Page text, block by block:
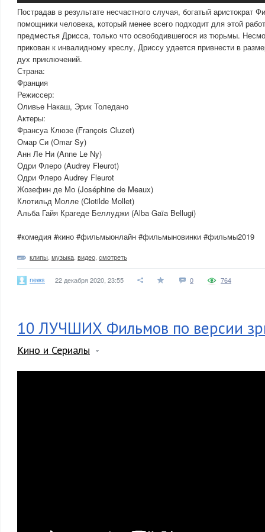
Пострадав в результате несчастного случая, богатый аристократ
помощники человека, который менее всего подходит для этой
предместья Дрисса, только что освободившегося из тюрьмы.
прикован к инвалидному креслу, Дриссу удается привнести в
дух приключений.
Страна:
Франция
Режиссер:
Оливье Накаш, Эрик Толедано
Актеры:
Франсуа Клюзе (François Cluzet)
Омар Си (Omar Sy)
Анн Ле Ни (Anne Le Ny)
Одри Флеро (Audrey Fleurot)
Одри Флеро Audrey Fleurot
Жозефин де Мо (Joséphine de Meaux)
Клотильд Молле (Clotilde Mollet)
Альба Гайя Крагеде Беллуджи (Alba Gaïa Bellugi)
#комедия #кино #фильмыонлайн #фильмыновинки #фильмы2019
клипы музыка видео смотреть
news 22 декабря 2020, 23:55 0 764
10 ЛУЧШИХ Фильмов по версии
Кино и Сериалы